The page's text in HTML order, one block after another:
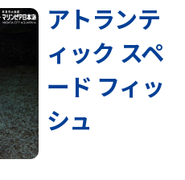
アトランテ
ィック スペ
ード フィッ
シュ